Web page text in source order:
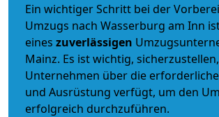
Ein wichtiger Schritt bei der
Umzugs nach Wasserburg am Inn
eines zuverlässigen
Mainz. Es ist wichtig,
Unternehmen über die
und Ausrüstung verfügt, um den
erfolgreich durchzuführen.